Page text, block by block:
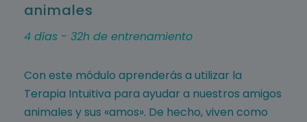
animales
4 días - 32h de entrenamiento
Con este módulo aprenderás a utilizar la
Terapia Intuitiva para ayudar a nuestros amigos
animales y sus «amos». De hecho, viven como